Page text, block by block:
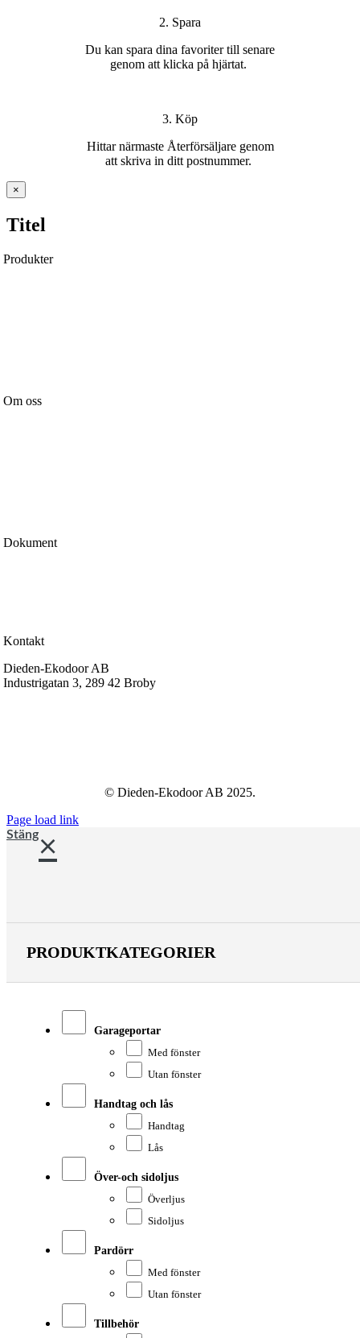
2. Spara
Du kan spara dina favoritertill senare
genom att klicka på hjärtat.
3. Köp
Hittarnärmaste Återförsäljare genom
att skriva in ditt postnummer.
Stäng
snabbvy
produkten
×
Titel
Produkter
Om oss
Dokument
Kontakt
Dieden-Ekodoor AB
Industrigatan 3, 289 42 Broby
© Dieden-Ekodoor AB 2025.
Page load link
Stäng
PRODUKTKATEGORIER
Garageportar
Med fönster
Utan fönster
Handtag och lås
Handtag
Lås
Över-och sidoljus
Överljus
Sidoljus
Pardörr
Med fönster
Utan fönster
Tillbehör